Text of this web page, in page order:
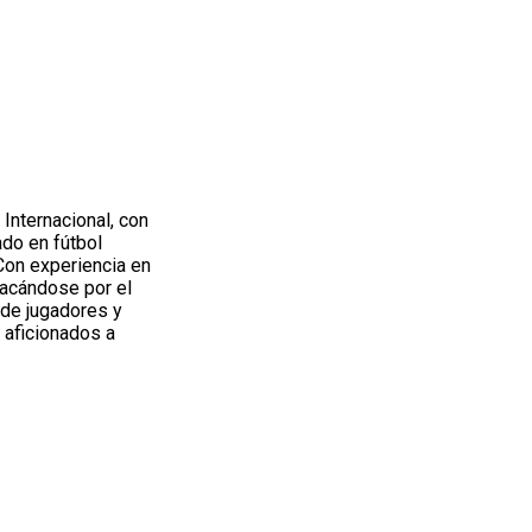
con
en fútbol
experiencia en
por el
jugadores y
a